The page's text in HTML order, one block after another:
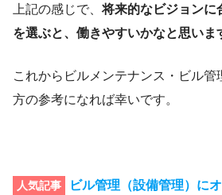
上記の感じで、将来的なビジョンに
を選ぶと、働きやすいかなと思いま
これからビルメンテナンス・ビル管
方の参考になれば幸いです。
人気記事 ビル管理（設備管理）に